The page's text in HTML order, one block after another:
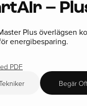
–
Plus överlägsen
energibesparing.
PDF
Begär